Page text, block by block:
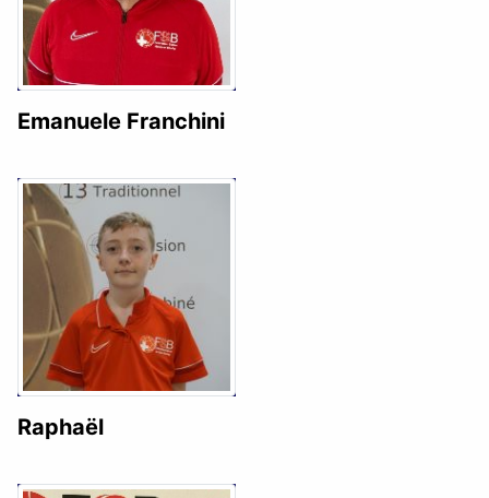
Emanuele Franchini
Raphaël